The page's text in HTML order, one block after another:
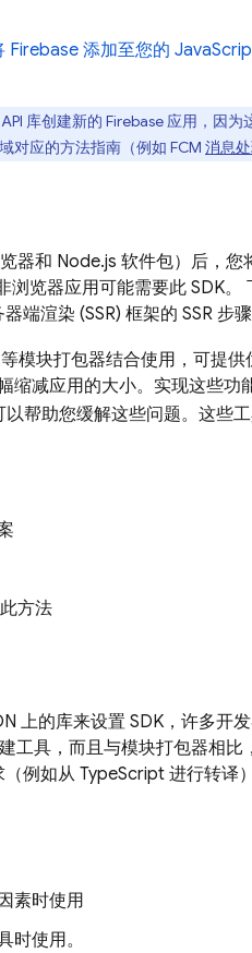
Firebase 添加至您的
库创建新的 Firebase 应用，因
对应的方法指南（例如 FCM 消息
器和 Node.js 软件包）后，
览器应用可能需要此 SDK
端渲染 (SSR) 框架的 SSR 步
等模块打包器结合使用，可提
缩减应用的大小。实现这些
帮助您缓解这些问题。这些
方法
上的库来设置 SDK，许多开
工具，而且与模块打包器相
例如从 TypeScript 进行转译
素时使用
时使用。